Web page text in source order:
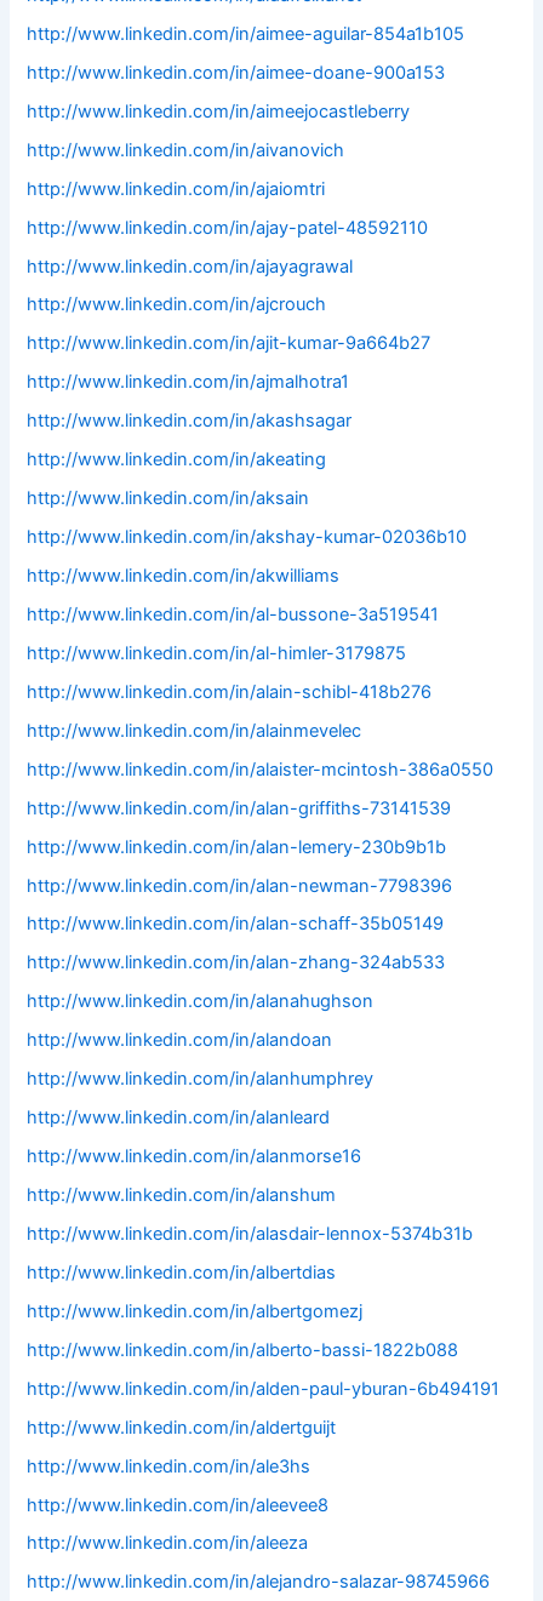
http://www.linkedin.com/in/aimee-aguilar-854a1b105
http://www.linkedin.com/in/aimee-doane-900a153
http://www.linkedin.com/in/aimeejocastleberry
http://www.linkedin.com/in/aivanovich
http://www.linkedin.com/in/ajaiomtri
http://www.linkedin.com/in/ajay-patel-48592110
http://www.linkedin.com/in/ajayagrawal
http://www.linkedin.com/in/ajcrouch
http://www.linkedin.com/in/ajit-kumar-9a664b27
http://www.linkedin.com/in/ajmalhotra1
http://www.linkedin.com/in/akashsagar
http://www.linkedin.com/in/akeating
http://www.linkedin.com/in/aksain
http://www.linkedin.com/in/akshay-kumar-02036b10
http://www.linkedin.com/in/akwilliams
http://www.linkedin.com/in/al-bussone-3a519541
http://www.linkedin.com/in/al-himler-3179875
http://www.linkedin.com/in/alain-schibl-418b276
http://www.linkedin.com/in/alainmevelec
http://www.linkedin.com/in/alaister-mcintosh-386a0550
http://www.linkedin.com/in/alan-griffiths-73141539
http://www.linkedin.com/in/alan-lemery-230b9b1b
http://www.linkedin.com/in/alan-newman-7798396
http://www.linkedin.com/in/alan-schaff-35b05149
http://www.linkedin.com/in/alan-zhang-324ab533
http://www.linkedin.com/in/alanahughson
http://www.linkedin.com/in/alandoan
http://www.linkedin.com/in/alanhumphrey
http://www.linkedin.com/in/alanleard
http://www.linkedin.com/in/alanmorse16
http://www.linkedin.com/in/alanshum
http://www.linkedin.com/in/alasdair-lennox-5374b31b
http://www.linkedin.com/in/albertdias
http://www.linkedin.com/in/albertgomezj
http://www.linkedin.com/in/alberto-bassi-1822b088
http://www.linkedin.com/in/alden-paul-yburan-6b494191
http://www.linkedin.com/in/aldertguijt
http://www.linkedin.com/in/ale3hs
http://www.linkedin.com/in/aleevee8
http://www.linkedin.com/in/aleeza
http://www.linkedin.com/in/alejandro-salazar-98745966